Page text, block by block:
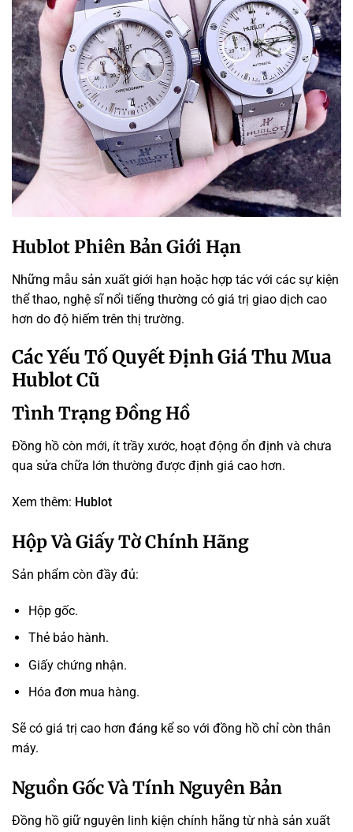
Hublot Phiên Bản Giới Hạn
Những mẫu sản xuất giới hạn hoặc hợp tác với các sự kiện
thể thao, nghệ sĩ nổi tiếng thường có giá trị giao dịch cao
hơn do độ hiếm trên thị trường.
Các Yếu Tố Quyết Định Giá Thu Mua
Hublot Cũ
Tình Trạng Đồng Hồ
Đồng hồ còn mới, ít trầy xước, hoạt động ổn định và chưa
qua sửa chữa lớn thường được định giá cao hơn.
Xem thêm: Hublot
Hộp Và Giấy Tờ Chính Hãng
Sản phẩm còn đầy đủ:
Hộp gốc.
Thẻ bảo hành.
Giấy chứng nhận.
Hóa đơn mua hàng.
Sẽ có giá trị cao hơn đáng kể so với đồng hồ chỉ còn thân
máy.
Nguồn Gốc Và Tính Nguyên Bản
Đồng hồ giữ nguyên linh kiện chính hãng từ nhà sản xuất